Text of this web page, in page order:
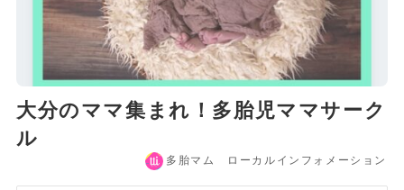
大分のママ集まれ！多胎児ママサーク
ル
多胎マム ローカルインフォメーション